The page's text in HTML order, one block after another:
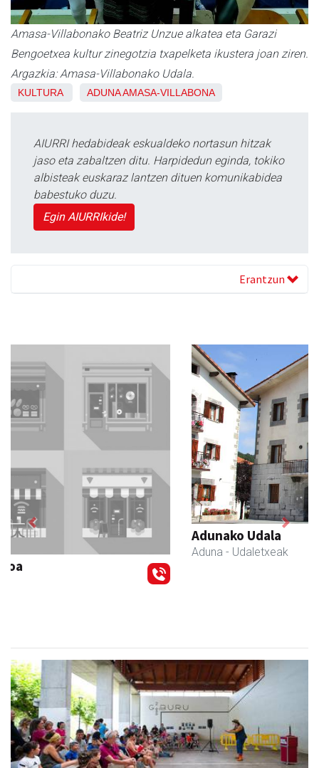
Amasa-Villabonako Beatriz Unzue alkatea eta Garazi
Bengoetxea kultur zinegotzia txapelketa ikustera joan ziren.
Argazkia: Amasa-Villabonako Udala.
KULTURA ADUNAAMASA-VILLABONA
AIURRI hedabideak eskualdeko nortasun hitzak
jaso eta zabaltzen ditu. Harpidedun eginda, tokiko
albisteak euskaraz lantzen dituen komunikabidea
babestuko duzu.
Egin AIURRIkide!
Erantzun
Adunako Udala
Aduna - Udaletxeak
Next